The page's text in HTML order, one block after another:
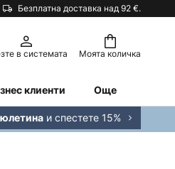
Безплатна доставка над 92 €.
Моята количка
в системата
клиенти Още
и спестете 15%